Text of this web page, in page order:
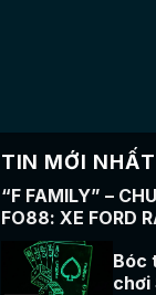
TIN MỚI NHẤT
“F FAMILY” –
FO88: XE FORD
HÀNG TRĂM
Bóc
chơi